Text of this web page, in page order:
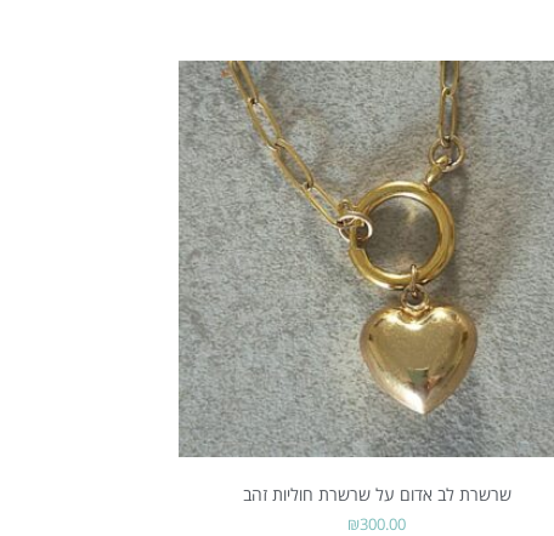
שרשרת לב אדום על שרשרת חוליות זהב
₪300.00